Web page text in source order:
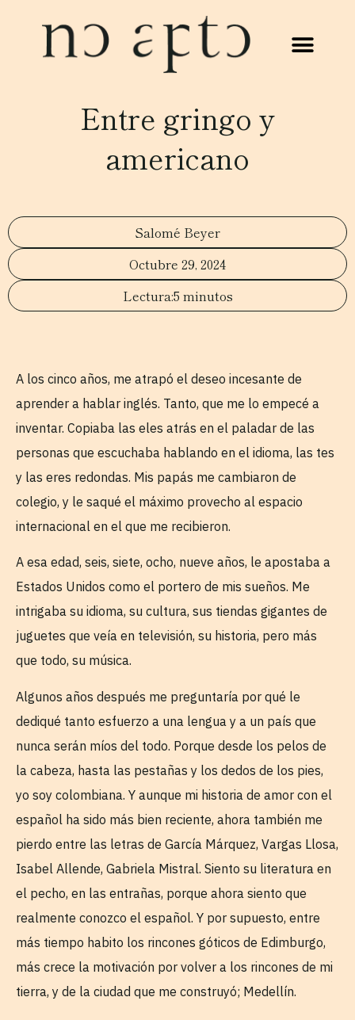
Entre gringo y
americano
Salomé Beyer
Octubre 29, 2024
5 minutos
A los cinco años, me atrapó el deseo incesante de
aprender a hablar inglés. Tanto, que me lo empecé a
inventar. Copiaba las eles atrás en el paladar de las
personas que escuchaba hablando en el idioma, las tes
y las eres redondas. Mis papás me cambiaron de
colegio, y le saqué el máximo provecho al espacio
internacional en el que me recibieron.
A esa edad, seis, siete, ocho, nueve años, le apostaba a
Estados Unidos como el portero de mis sueños. Me
intrigaba su idioma, su cultura, sus tiendas gigantes de
juguetes que veía en televisión, su historia, pero más
que todo, su música.
Algunos años después me preguntaría por qué le
dediqué tanto esfuerzo a una lengua y a un país que
nunca serán míos del todo. Porque desde los pelos de
la cabeza, hasta las pestañas y los dedos de los pies,
yo soy colombiana. Y aunque mi historia de amor con el
español ha sido más bien reciente, ahora también me
pierdo entre las letras de García Márquez, Vargas Llosa,
Isabel Allende, Gabriela Mistral. Siento su literatura en
el pecho, en las entrañas, porque ahora siento que
realmente conozco el español. Y por supuesto, entre
más tiempo habito los rincones góticos de Edimburgo,
más crece la motivación por volver a los rincones de mi
tierra, y de la ciudad que me construyó; Medellín.